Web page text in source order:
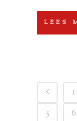
LEES
1
5
6